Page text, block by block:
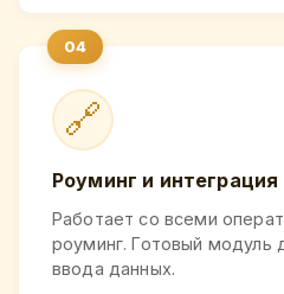
🔗
Роуминг и интеграция
Работает со всеми
роуминг. Готовый модуль
ввода данных.